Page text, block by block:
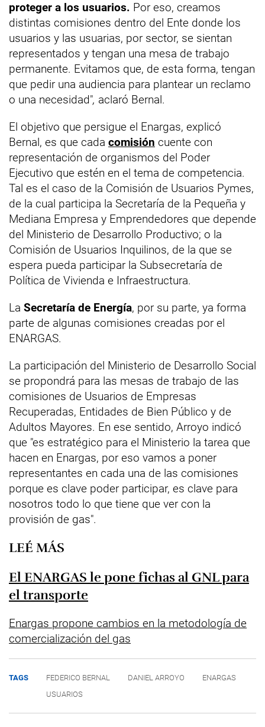
proteger a los usuarios. Por eso, creamos
distintas comisiones dentro del Ente donde los
usuarios y las usuarias, por sector, se sientan
representados y tengan una mesa de trabajo
permanente. Evitamos que, de esta forma, tengan
que pedir una audiencia para plantear un reclamo
o una necesidad", aclaró Bernal.
El objetivo que persigue el Enargas, explicó
Bernal, es que cada comisión cuente con
representación de organismos del Poder
Ejecutivo que estén en el tema de competencia.
Tal es el caso de la Comisión de Usuarios Pymes,
de la cual participa la Secretaría de la Pequeña y
Mediana Empresa y Emprendedores que depende
del Ministerio de Desarrollo Productivo; o la
Comisión de Usuarios Inquilinos, de la que se
espera pueda participar la Subsecretaría de
Política de Vivienda e Infraestructura.
La Secretaría de Energía, por su parte, ya forma
parte de algunas comisiones creadas por el
ENARGAS.
La participación del Ministerio de Desarrollo Social
se propondrá para las mesas de trabajo de las
comisiones de Usuarios de Empresas
Recuperadas, Entidades de Bien Público y de
Adultos Mayores. En ese sentido, Arroyo indicó
que "es estratégico para el Ministerio la tarea que
hacen en Enargas, por eso vamos a poner
representantes en cada una de las comisiones
porque es clave poder participar, es clave para
nosotros todo lo que tiene que ver con la
provisión de gas".
LEÉ MÁS
El ENARGAS le pone fichas al GNL para
el transporte
Enargas propone cambios en la metodología de
comercialización del gas
TAGS FEDERICO BERNAL DANIEL ARROYO
ENARGAS
USUARIOS